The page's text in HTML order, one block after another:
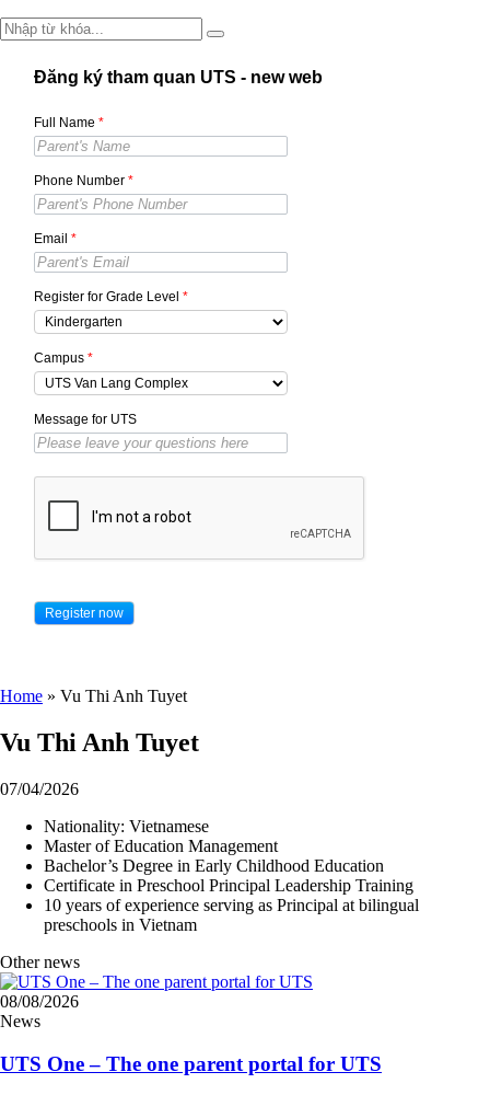
Đăng ký tham quan UTS - new web
Full Name *
Phone Number *
Email *
Register for Grade Level *
Campus *
Message for UTS
Home » Vu Thi Anh Tuyet
Vu Thi Anh Tuyet
07/04/2026
Nationality: Vietnamese
Master of Education Management
Bachelor’s Degree in Early Childhood Education
Certificate in Preschool Principal Leadership Training
10 years of experience serving as Principal at bilingual
preschools in Vietnam
Other news
08/08/2026
News
UTS One – The one parent portal for UTS